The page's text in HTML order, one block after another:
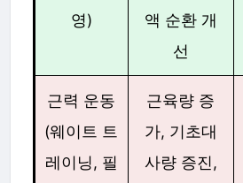
영)
액 순환 개
선
근력 운동
(웨이트 트
레이닝, 필
근육량 증
가, 기초대
사량 증진,